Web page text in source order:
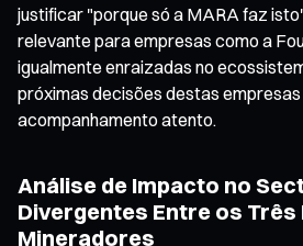
justificar "porque só a MARA faz
relevante para empresas como a
igualmente enraizadas no
próximas decisões destas
acompanhamento atento.
Análise de Impacto no
Divergentes Entre os Três
Mineradores